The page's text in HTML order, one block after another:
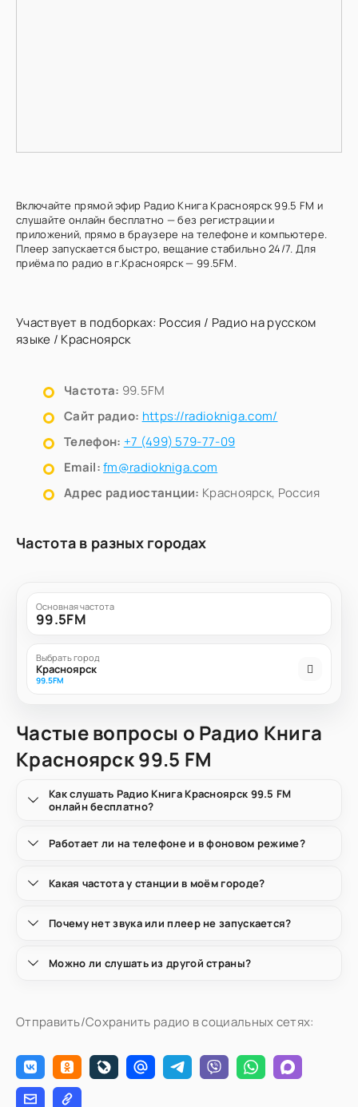
Включайте прямой эфир Радио Книга Красноярск 99.5 FM и
слушайте онлайн бесплатно — без регистрации и
приложений, прямо в браузере на телефоне и компьютере.
Плеер запускается быстро, вещание стабильно 24/7. Для
приёма по радио в г.Красноярск — 99.5FM.
Участвует в подборках: Россия / Радио на русском
языке / Красноярск
Частота: 99.5FM
Сайт радио: https://radiokniga.com/
Телефон: +7 (499) 579-77-09
Email:fm@radiokniga.com
Адрес радиостанции: Красноярск, Россия
Частота в разных городах
Основная частота
99.5FM
Выбрать город
Красноярск
99.5FM
Частые вопросы о Радио Книга
Красноярск 99.5 FM
Как слушать Радио Книга Красноярск 99.5 FM
онлайн бесплатно?
Работает ли на телефоне и в фоновом режиме?
Какая частота у станции в моём городе?
Почему нет звука или плеер не запускается?
Можно ли слушать из другой страны?
Отправить/Сохранить радио в социальных сетях: